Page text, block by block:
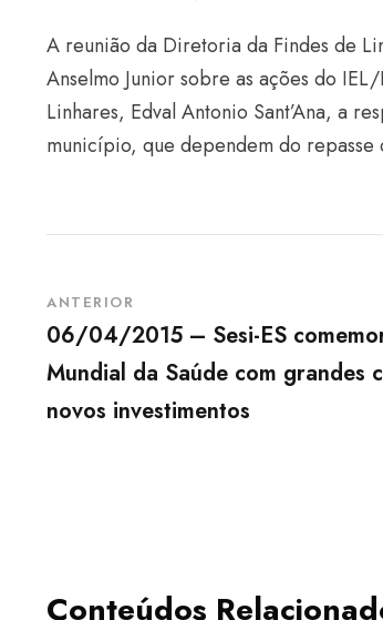
A reunião da Diretoria da Findes de
Anselmo Junior sobre as ações do
Linhares, Edval Antonio Sant’Ana, a
município, que dependem do
ANTERIOR
06/04/2015 – Sesi-ES
Mundial da Saúde com grandes
novos investimentos
Conteúdos